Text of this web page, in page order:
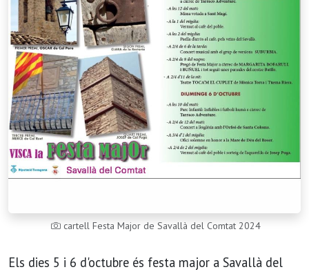
cartell Festa Major de Savallà del Comtat 2024
Els dies 5 i 6 d'octubre és festa major a Savallà del